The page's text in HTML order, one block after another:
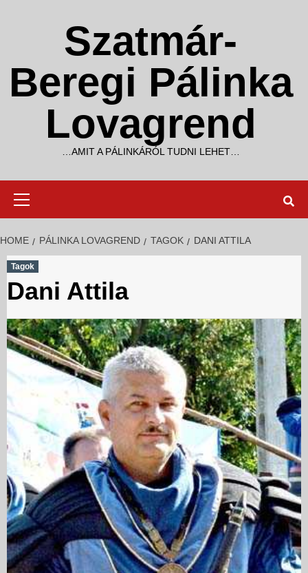
Szatmár-
Beregi Pálinka
Lovagrend
…AMIT A PÁLINKÁRÓL TUDNI LEHET…
HOME PÁLINKA LOVAGREND TAGOK DANI ATTILA
Tagok
Dani Attila